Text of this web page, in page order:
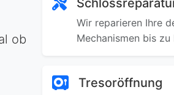
ob
Wir reparieren Ihre
Mechanismen bis
Tresoröffnung